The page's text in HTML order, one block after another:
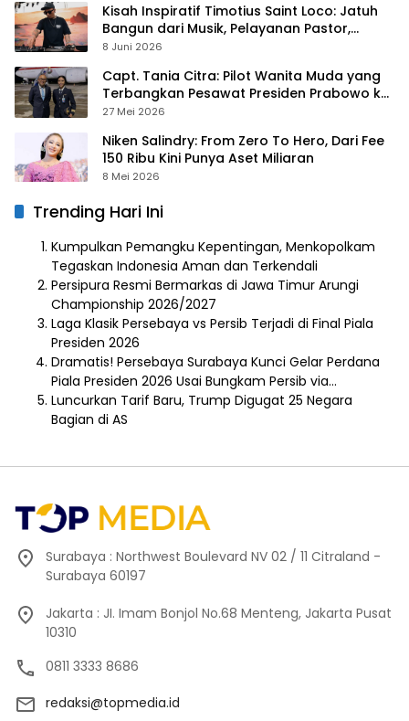
Kisah Inspiratif Timotius Saint Loco: Jatuh
Bangun dari Musik, Pelayanan Pastor,
hingga Gurita Bisnis Sambal Babon
8 Juni 2026
Capt. Tania Citra: Pilot Wanita Muda yang
Terbangkan Pesawat Presiden Prabowo ke
Prancis
27 Mei 2026
Niken Salindry: From Zero To Hero, Dari Fee
150 Ribu Kini Punya Aset Miliaran
8 Mei 2026
Trending Hari Ini
Kumpulkan Pemangku Kepentingan, Menkopolkam
Tegaskan Indonesia Aman dan Terkendali
Persipura Resmi Bermarkas di Jawa Timur Arungi
Championship 2026/2027
Laga Klasik Persebaya vs Persib Terjadi di Final Piala
Presiden 2026
Dramatis! Persebaya Surabaya Kunci Gelar Perdana
Piala Presiden 2026 Usai Bungkam Persib via…
Luncurkan Tarif Baru, Trump Digugat 25 Negara
Bagian di AS
Surabaya : Northwest Boulevard NV 02 / 11 Citraland -
Surabaya 60197
Jakarta : JI. Imam Bonjol No.68 Menteng, Jakarta Pusat
10310
0811 3333 8686
redaksi@topmedia.id